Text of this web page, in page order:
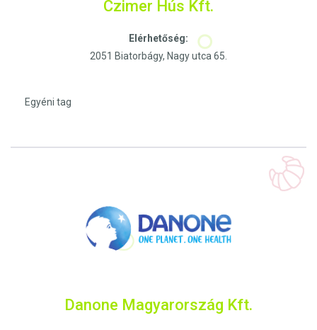
Czimer Hús Kft.
Elérhetőség:
2051 Biatorbágy, Nagy utca 65.
Egyéni tag
Danone Magyarország Kft.